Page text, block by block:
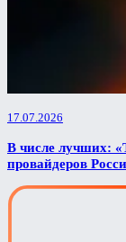
17.07.2026
В числе лучших:
провайдеров